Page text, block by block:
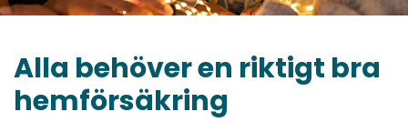
Alla behöver en riktigt bra
hemförsäkring